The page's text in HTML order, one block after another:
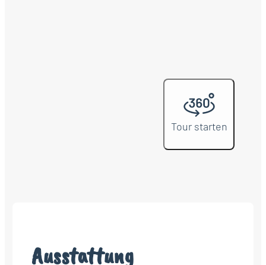
Tour starten
Ausstattung